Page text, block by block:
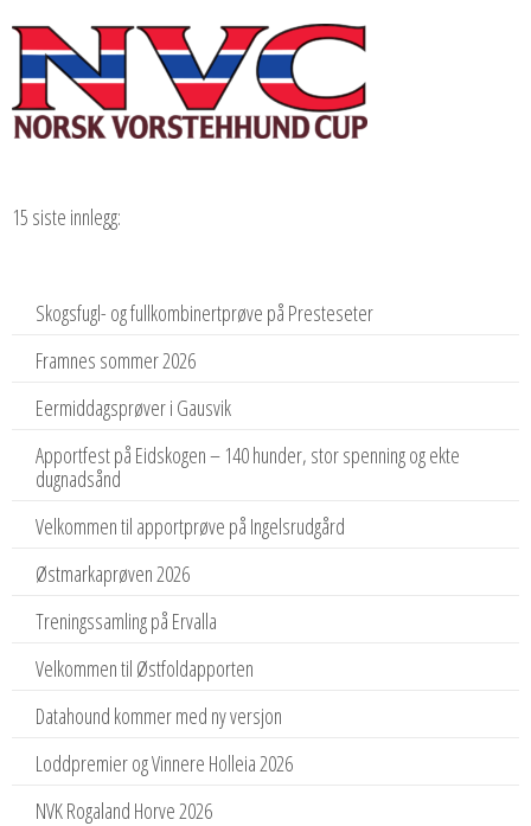
15 siste innlegg:
Skogsfugl- og fullkombinertprøve på Presteseter
Framnes sommer 2026
Eermiddagsprøver i Gausvik
Apportfest på Eidskogen – 140 hunder, stor spenning og ekte
dugnadsånd
Velkommen til apportprøve på Ingelsrudgård
Østmarkaprøven 2026
Treningssamling på Ervalla
Velkommen til Østfoldapporten
Datahound kommer med ny versjon
Loddpremier og Vinnere Holleia 2026
NVK Rogaland Horve 2026